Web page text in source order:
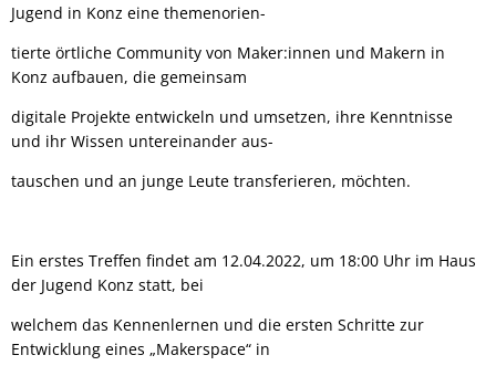
Jugend in Konz eine themenorien-
tierte örtliche Community von Maker:innen und Makern in
Konz aufbauen, die gemeinsam
digitale Projekte entwickeln und umsetzen, ihre Kenntnisse
und ihr Wissen untereinander aus-
tauschen und an junge Leute transferieren, möchten.
Ein erstes Treffen findet am 12.04.2022, um 18:00 Uhr im Haus
der Jugend Konz statt, bei
welchem das Kennenlernen und die ersten Schritte zur
Entwicklung eines „Makerspace“ in